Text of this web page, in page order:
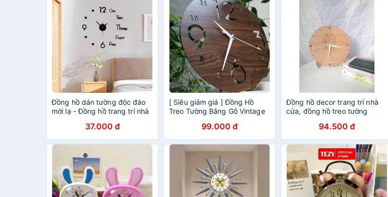
Đồng hồ dán tường độc đáo
mới lạ - Đồng hồ trang trí nhà
37.000 đ
[ Siêu giảm giá ] Đồng Hồ
Treo Tường Bằng Gỗ Vintage
99.000 đ
Đồng hồ decor trang trí nhà
cửa, đồng hồ treo tường
94.500 đ